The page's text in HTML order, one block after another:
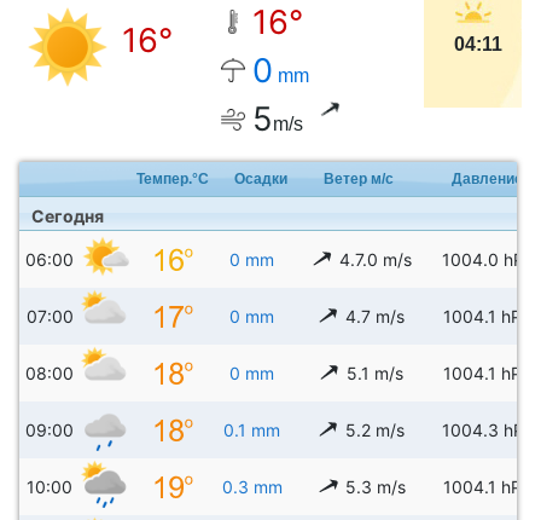
16°
16°
0 mm
5m/s
04:11
Темпер.°C Осадки Ветер м/с Давление
Сегодня
06:00 0 mm 4.7.0 m/s 1004.0 hPa
07:00 0 mm 4.7 m/s 1004.1 hPa
08:00 0 mm 5.1 m/s 1004.1 hPa
09:00 0.1 mm 5.2 m/s 1004.3 hPa
10:00 0.3 mm 5.3 m/s 1004.1 hPa